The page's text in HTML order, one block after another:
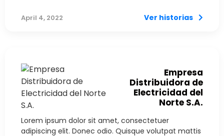
April 4, 2022 Ver historias
Empresa
Distribuidora de
Electricidad del
Norte S.A.
Lorem ipsum dolor sit amet, consectetuer
adipiscing elit. Donec odio. Quisque volutpat mattis